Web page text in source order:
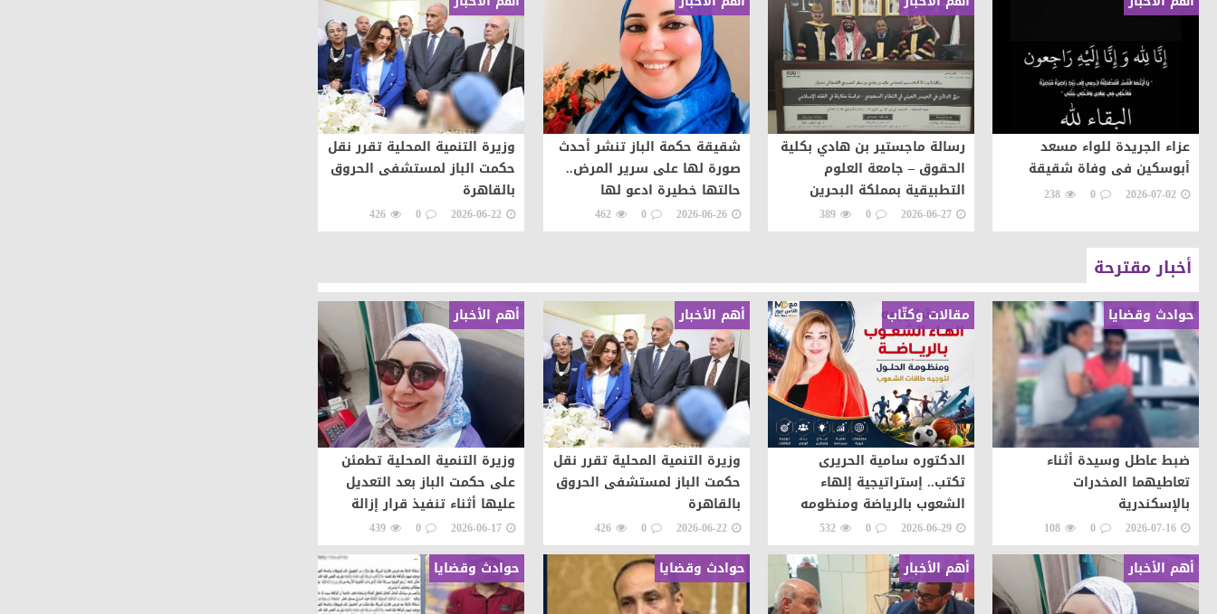
عزاء الجريدة للواء مسعد
أبوسكين فى وفاة شقيقة
2026-07-02
0
238
رسالة ماجستير بن هادي بكلية
الحقوق – جامعة العلوم
التطبيقية بمملكة البحرين
2026-06-27
0
389
شقيقة حكمة الباز تنشر أحدث
صورة لها على سرير المرض..
حالتها خطيرة ادعو لها
بالشفاء
2026-06-26
0
462
وزيرة التنمية المحلية تقرر نقل
حكمت الباز لمستشفى الحروق
بالقاهرة
2026-06-22
0
426
أخبار مقترحة
حوادث وقضايا
ضبط عاطل وسيدة أثناء
تعاطيهما المخدرات
بالإسكندرية
2026-07-16
0
108
مقالات وكتّاب
الدكتوره سامية الحريرى
تكتب.. إستراتيجية إلهاء
الشعوب بالرياضة ومنظومه
الحلول لتوجيه طاقات الشعوب
نحو التطور والابداع
2026-06-29
0
532
أهم الأخبار
وزيرة التنمية المحلية تقرر نقل
حكمت الباز لمستشفى الحروق
بالقاهرة
2026-06-22
0
426
أهم الأخبار
وزيرة التنمية المحلية تطمئن
على حكمت الباز بعد التعديل
عليها أثناء تنفيذ قرار إزالة
2026-06-17
0
439
أهم الأخبار أهم الأخبار حوادث وقضايا حوادث وقضايا